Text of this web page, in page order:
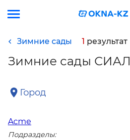
Зимние сады 1 результат
Зимние сады СИАЛ
Город
Acme
Подразделы: